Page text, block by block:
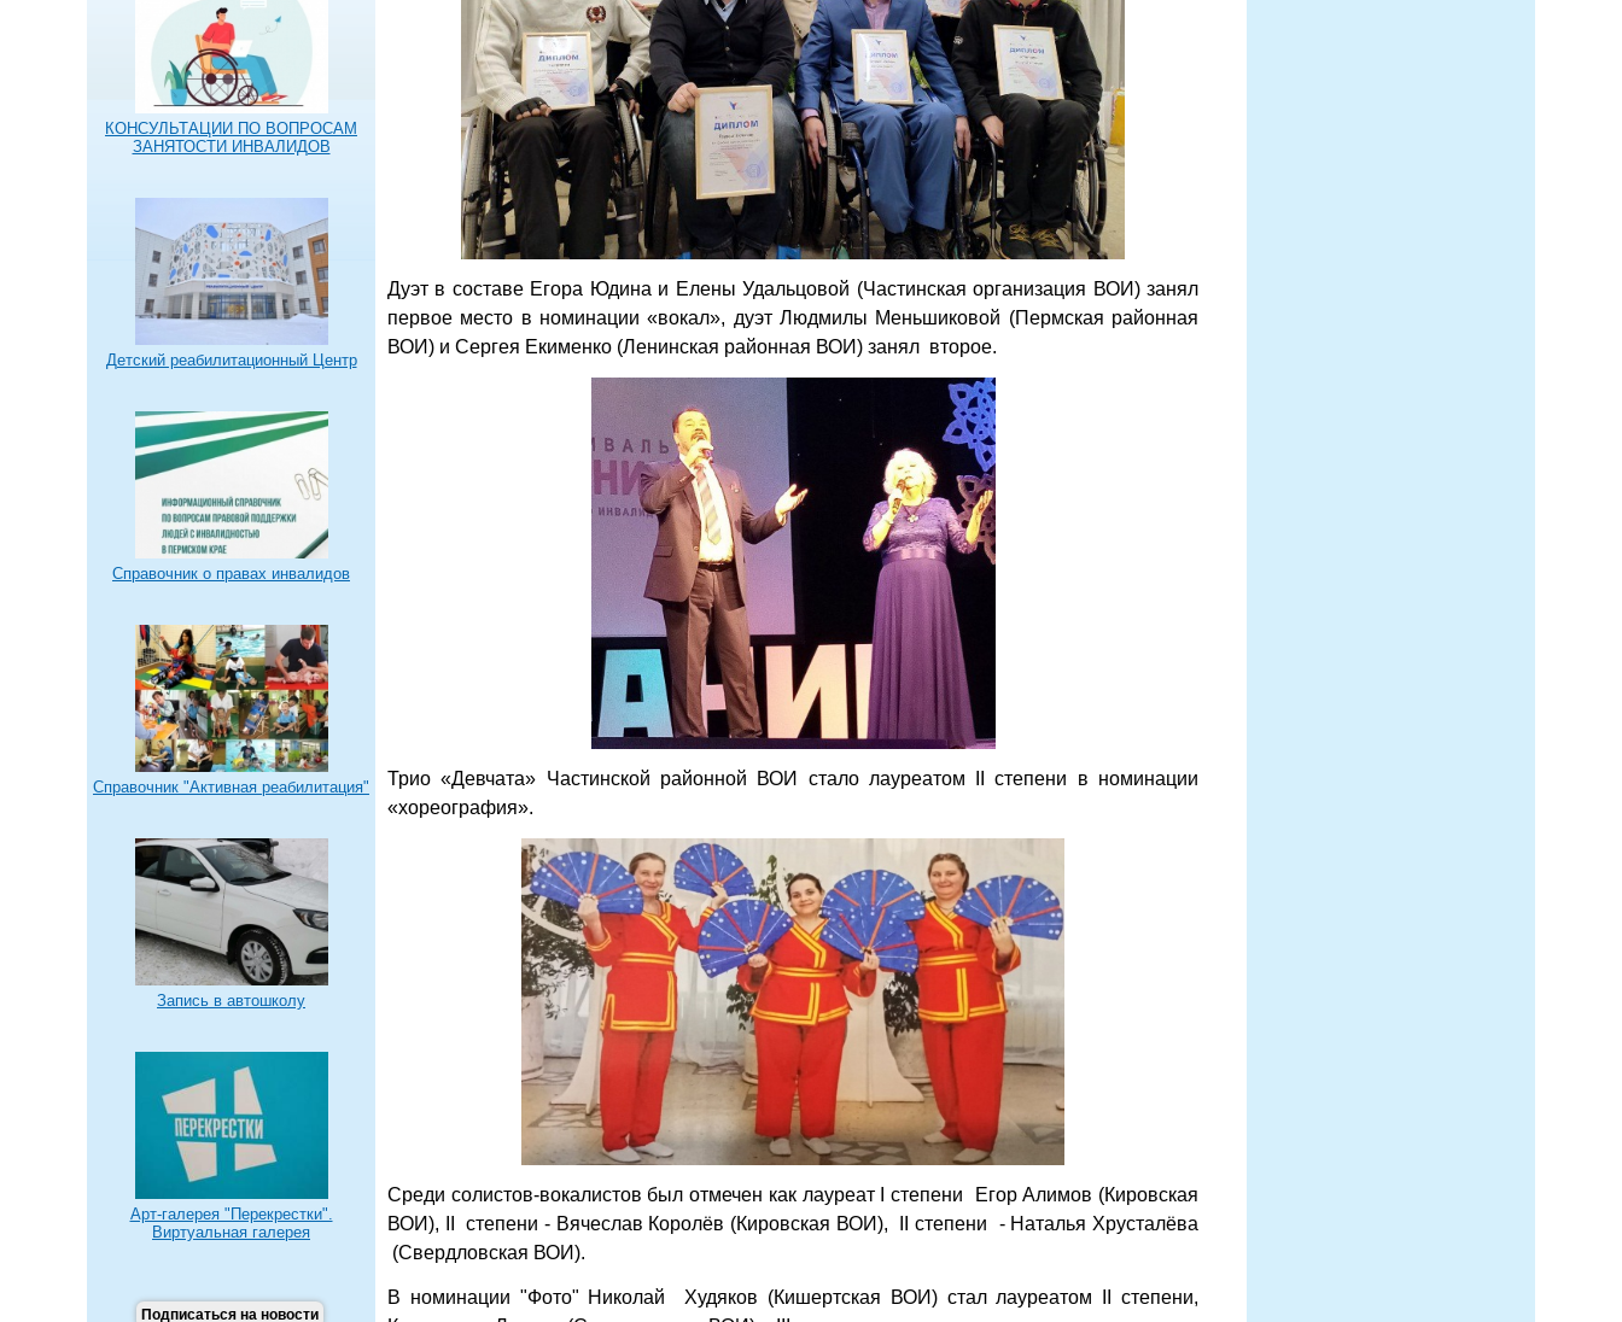
КОНСУЛЬТАЦИИ ПО ВОПРОСАМ
ЗАНЯТОСТИ ИНВАЛИДОВ
Детский реабилитационный Центр
Справочник о правах инвалидов
Справочник "Активная реабилитация"
Запись в автошколу
Арт-галерея "Перекрестки".
Виртуальная галерея
Подписаться на новости
Дуэт в составе Егора Юдина и Елены Удальцовой (Частинская организация ВОИ) занял
первое место в номинации «вокал», дуэт Людмилы Меньшиковой (Пермская районная
ВОИ) и Сергея Екименко (Ленинская районная ВОИ) занял второе.
Трио «Девчата» Частинской районной ВОИ стало лауреатом II степени в номинации
«хореография».
Среди солистов-вокалистов был отмечен как лауреат I степени Егор Алимов (Кировская
ВОИ), II степени - Вячеслав Королёв (Кировская ВОИ), II степени - Наталья Хрусталёва
(Свердловская ВОИ).
В номинации "Фото" Николай Худяков (Кишертская ВОИ) стал лауреатом II степени,